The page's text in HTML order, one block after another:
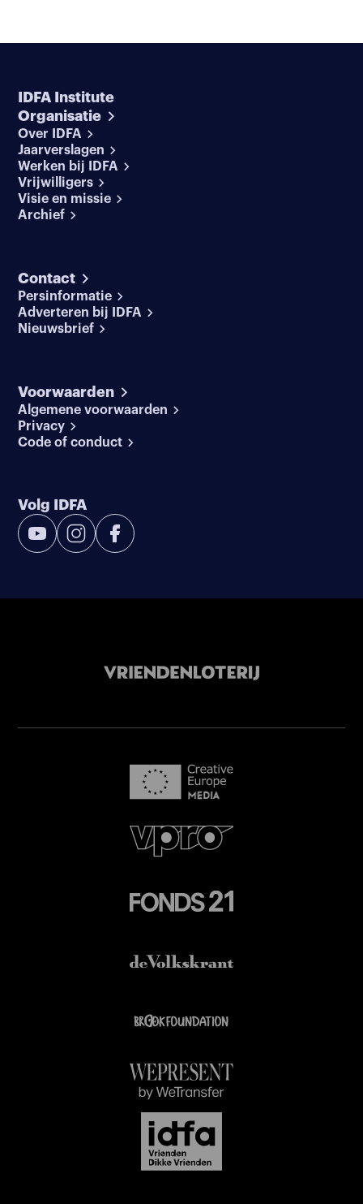
IDFA Institute
Organisatie
Over IDFA
Jaarverslagen
Werken bij IDFA
Vrijwilligers
Visie en missie
Archief
Contact
Persinformatie
Adverteren bij IDFA
Nieuwsbrief
Voorwaarden
Algemene voorwaarden
Privacy
Code of conduct
Volg IDFA